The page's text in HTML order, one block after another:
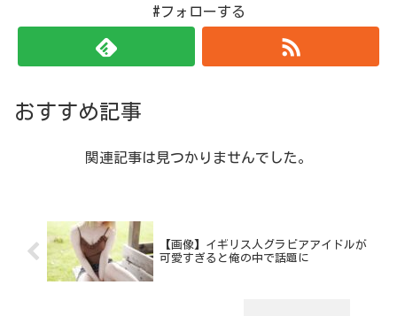
#フォローする
おすすめ記事
関連記事は見つかりませんでした。
【画像】イギリス人グラビアアイドルが
可愛すぎると俺の中で話題に